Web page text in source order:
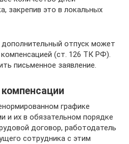
закрепив это в локальных
отпуск может
(ст. 126 ТК РФ).
письменное заявление.
графике
и их в обязательном порядке
договор, работодатель
сотрудника с этим